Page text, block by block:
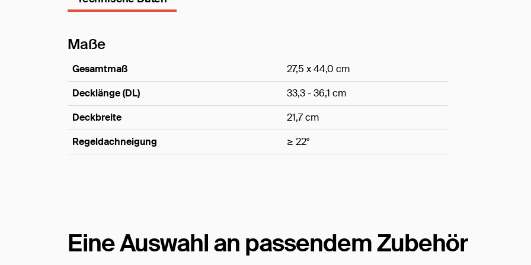
Maße
Gesamtmaß
27,5 x 44,0 cm
Decklänge (DL)
33,3 - 36,1 cm
Deckbreite
21,7 cm
Regeldachneigung
≥ 22°
Eine Auswahl an passendem Zubehör